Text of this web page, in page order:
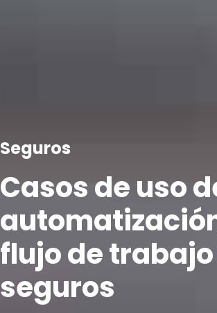
Seguros
Casos de uso
flujo de
seguros